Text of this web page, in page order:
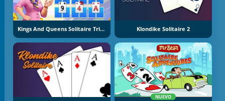
Kings And Queens Solitaire Tripeaks Klondike Solitaire 2
NUEVO